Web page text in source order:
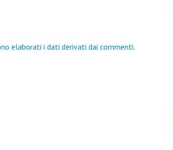
elaborati i dati derivati dai commenti.